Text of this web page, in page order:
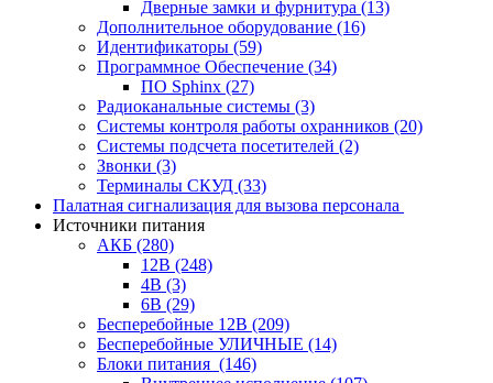
Дверные замки и фурнитура (13)
Дополнительное оборудование (16)
Идентификаторы (59)
Программное Обеспечение (34)
ПО Sphinx (27)
Радиоканальные системы (3)
Системы контроля работы охранников (20)
Системы подсчета посетителей (2)
Звонки (3)
Терминалы СКУД (33)
Палатная сигнализация для вызова персонала
Источники питания
АКБ (280)
12В (248)
4В (3)
6В (29)
Бесперебойные 12В (209)
Бесперебойные УЛИЧНЫЕ (14)
Блоки питания (146)